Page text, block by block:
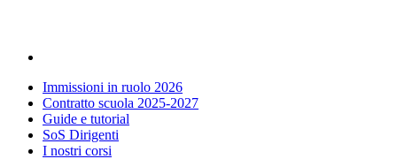
Immissioni in ruolo 2026
Contratto scuola 2025-2027
Guide e tutorial
SoS Dirigenti
I nostri corsi